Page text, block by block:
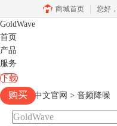
商城首页 您好，
GoldWave
首页
产品
服务
下载
购买
Goldwave中文官网 > 音频降噪